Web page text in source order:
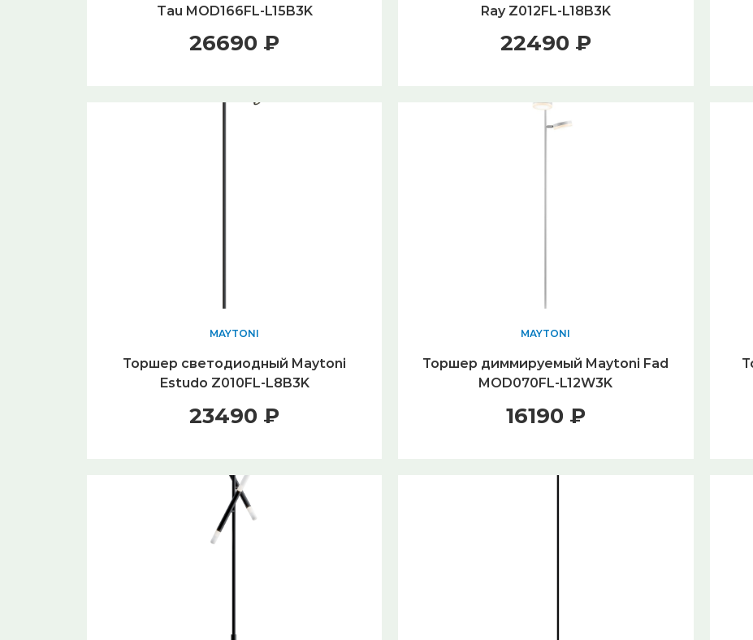
Tau MOD166FL-L15B3K
26690 ₽
Ray Z012FL-L18B3K
22490 ₽
MAYTONI
Торшер светодиодный Maytoni
Estudo Z010FL-L8B3K
23490 ₽
MAYTONI
Торшер диммируемый Maytoni Fad
MOD070FL-L12W3K
16190 ₽